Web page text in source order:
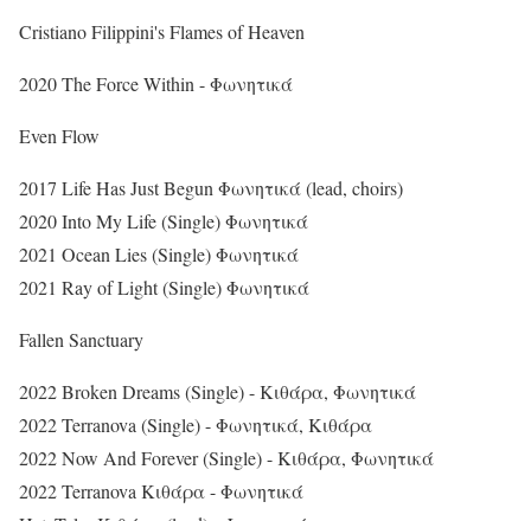
Cristiano Filippini's Flames of Heaven
2020 The Force Within - Φωνητικά
Even Flow
2017 Life Has Just Begun Φωνητικά (lead, choirs)
2020 Into My Life (Single) Φωνητικά
2021 Ocean Lies (Single) Φωνητικά
2021 Ray of Light (Single) Φωνητικά
Fallen Sanctuary
2022 Broken Dreams (Single) - Κιθάρα, Φωνητικά
2022 Terranova (Single) - Φωνητικά, Κιθάρα
2022 Now And Forever (Single) - Κιθάρα, Φωνητικά
2022 Terranova Κιθάρα - Φωνητικά